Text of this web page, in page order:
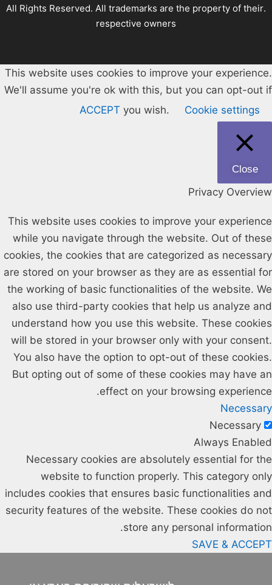
.All Rights Reserved. All trademarks are the property of their
respective owners
This website uses cookies to improve your experience.
We'll assume you're ok with this, but you can opt-out if
you wish.
Cookie settings
ACCEPT
Close
Privacy Overview
This website uses cookies to improve your experience
while you navigate through the website. Out of these
cookies, the cookies that are categorized as necessary
are stored on your browser as they are as essential for
the working of basic functionalities of the website. We
also use third-party cookies that help us analyze and
understand how you use this website. These cookies
will be stored in your browser only with your consent.
You also have the option to opt-out of these cookies.
But opting out of some of these cookies may have an
effect on your browsing experience.
Necessary
Necessary
Always Enabled
Necessary cookies are absolutely essential for the
website to function properly. This category only
includes cookies that ensures basic functionalities and
security features of the website. These cookies do not
store any personal information.
SAVE & ACCEPT